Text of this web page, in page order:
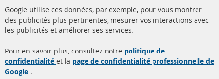
info@contra-automotive.de
facebook
instagram
Filtres à particules diesel
(FPD)
à propos de nous
Google utilise ces données, par exemple, pour vous montrer
des publicités plus pertinentes, mesurer vos interactions avec
les publicités et améliorer ses services.
Pour en savoir plus, consultez notre politique de
confidentialité et la page de confidentialité professionnelle de
Google .